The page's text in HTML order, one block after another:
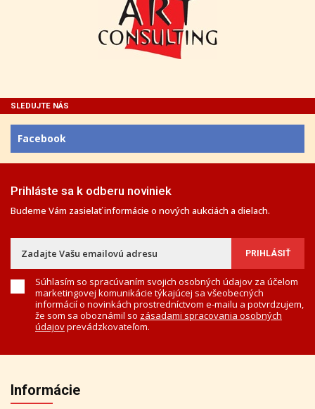
SLEDUJTE NÁS
Facebook
Prihláste sa k odberu noviniek
Budeme Vám zasielať informácie o nových aukciách a dielach.
Súhlasím so spracúvaním svojich osobných údajov za účelom
marketingovej komunikácie týkajúcej sa všeobecných
informácií o novinkách prostredníctvom e-mailu a potvrdzujem,
že som sa oboznámil so zásadami spracovania osobných
údajovprevádzkovateľom.
Informácie